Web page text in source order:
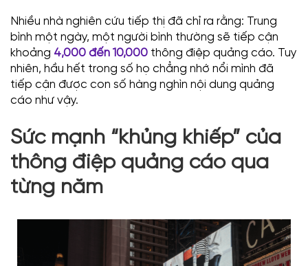
Nhiều nhà nghiên cứu tiếp thị đã chỉ ra rằng: Trung
bình một ngày, một người bình thường sẽ tiếp cận
khoảng 4,000 đến 10,000 thông điệp quảng cáo. Tuy
nhiên, hầu hết trong số họ chẳng nhớ nổi mình đã
tiếp cận được con số hàng nghìn nội dung quảng
cáo như vậy.
Sức mạnh “khủng khiếp” của
thông điệp quảng cáo qua
từng năm